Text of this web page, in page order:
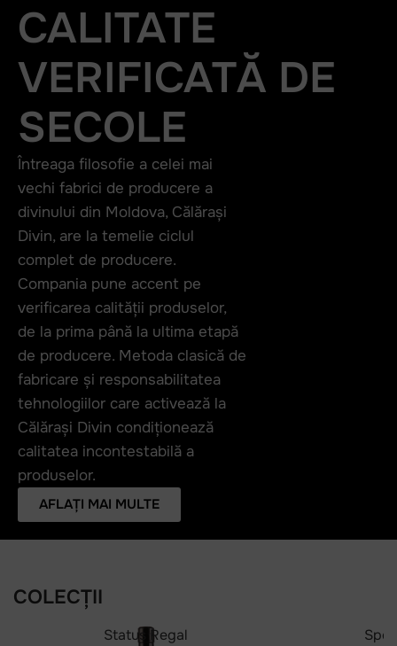
CALITATE
VERIFICATĂ DE
SECOLE
Întreaga filosofie a celei mai
vechi fabrici de producere a
divinului din Moldova, Călărași
Divin, are la temelie ciclul
complet de producere.
Compania pune accent pe
verificarea calității produselor,
de la prima până la ultima etapă
de producere. Metoda clasică de
fabricare și responsabilitatea
tehnologiilor care activează la
Călărași Divin condiționează
calitatea incontestabilă a
produselor.
AFLAȚI MAI MULTE
COLECȚII
Status Regal